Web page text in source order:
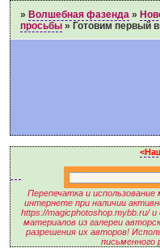
»Волшебная фазенда »
просьбы »Готовим первый
Перепечатка и
интернете при наличии
https://magicphotoshop.mybb.ru/
материалов из галереи
разрешения их авторов!
письменного